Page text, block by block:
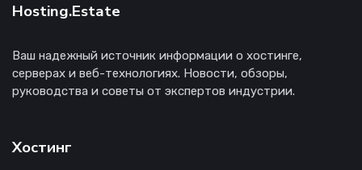
Hosting.Estate
Ваш надежный источник информации о хостинге,
серверах и веб-технологиях. Новости, обзоры,
руководства и советы от экспертов индустрии.
Хостинг